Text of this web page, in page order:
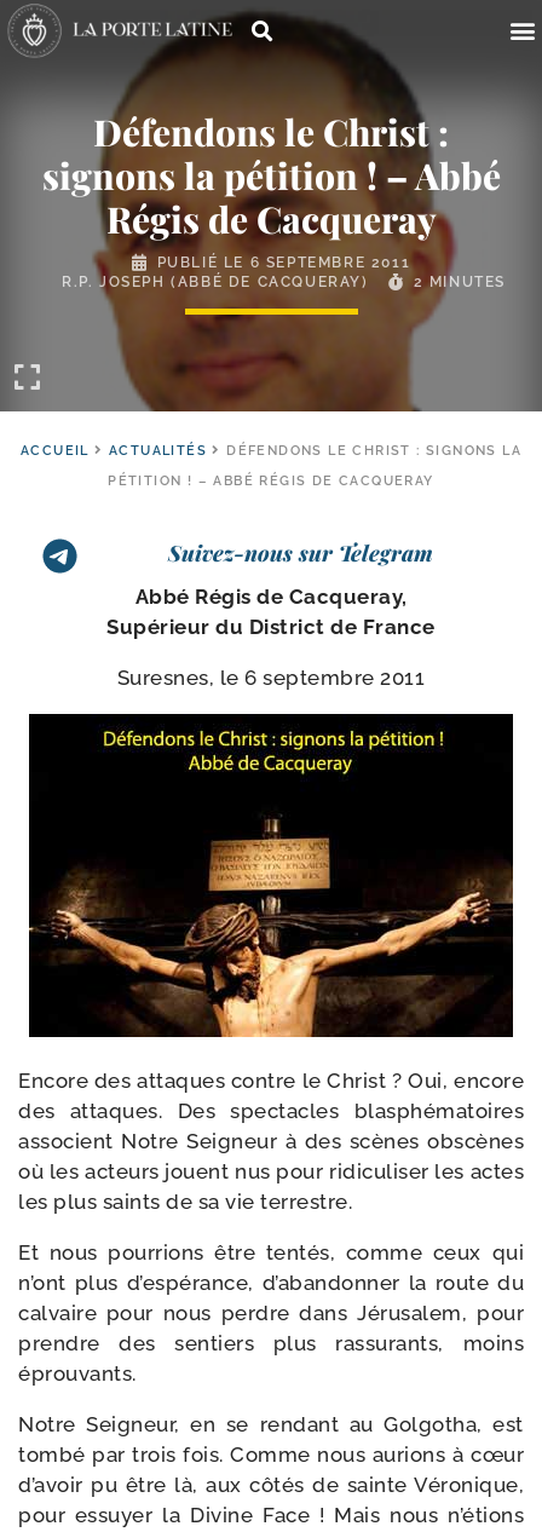
Défendons le Christ :
signons la pétition ! – Abbé
Régis de Cacqueray
PUBLIÉ LE 6 SEPTEMBRE 2011
R.P. JOSEPH (ABBÉ DE CACQUERAY)
2 MINUTES
ACCUEIL ACTUALITÉS
DÉFENDONS LE CHRIST : SIGNONS LA
PÉTITION ! – ABBÉ RÉGIS DE CACQUERAY
Suivez-nous sur Telegram
Abbé Régis de Cacqueray,
Supérieur du District de France
Suresnes, le 6 sep­tembre 2011
Encore des attaques contre le Christ ? Oui, encore
des attaques. Des spec­tacles blas­phé­ma­toires
asso­cient Notre Seigneur à des scènes obs­cènes
où les acteurs jouent nus pour ridi­cu­li­ser les actes
les plus saints de sa vie terrestre.
Et nous pour­rions être ten­tés, comme ceux qui
n’ont plus d’espérance, d’abandonner la route du
cal­vaire pour nous perdre dans Jérusalem, pour
prendre des sen­tiers plus ras­su­rants, moins
éprouvants.
Notre Seigneur, en se ren­dant au Golgotha, est
tom­bé par trois fois. Comme nous aurions à cœur
d’avoir pu être là, aux côtés de sainte Véronique,
pour essuyer la Divine Face ! Mais nous n’étions